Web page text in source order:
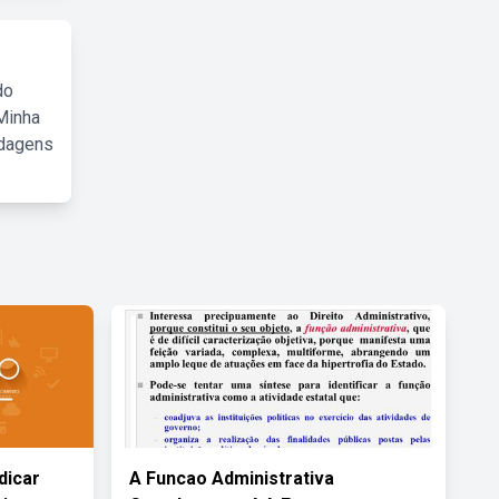
A Funcao Administrativa